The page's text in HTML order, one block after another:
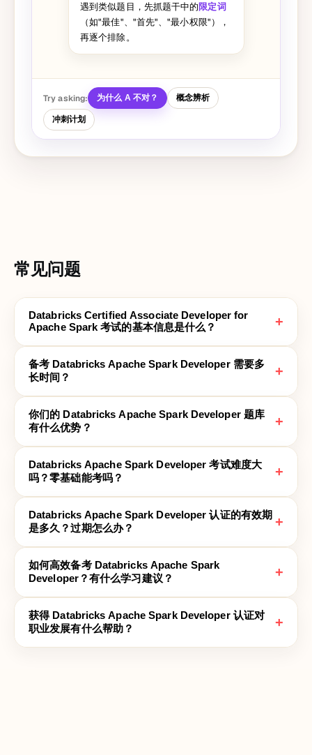
遇到类似题目，先抓题干中的限定词
（如"最佳"、"首先"、"最小权限"），
再逐个排除。
Try asking: 为什么 A 不对？ 概念辨析
冲刺计划
常见问题
Databricks Certified Associate Developer for
Apache Spark 考试的基本信息是什么？
+
备考 Databricks Apache Spark Developer 需要多
长时间？
+
你们的 Databricks Apache Spark Developer 题库
有什么优势？
+
Databricks Apache Spark Developer 考试难度大
吗？零基础能考吗？
+
Databricks Apache Spark Developer 认证的有效期
是多久？过期怎么办？
+
如何高效备考 Databricks Apache Spark
Developer？有什么学习建议？
+
获得 Databricks Apache Spark Developer 认证对
职业发展有什么帮助？
+